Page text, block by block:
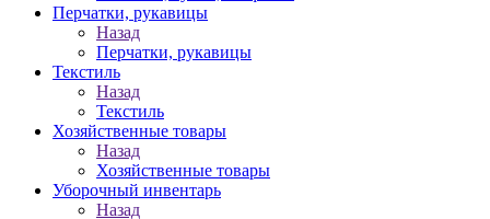
Перчатки, рукавицы
Назад
Перчатки, рукавицы
Текстиль
Назад
Текстиль
Хозяйственные товары
Назад
Хозяйственные товары
Уборочный инвентарь
Назад